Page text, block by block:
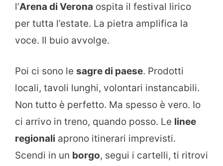
l’Arena di Verona ospita il festival lirico
per tutta l’estate. La pietra amplifica la
voce. Il buio avvolge.
Poi ci sono le sagre di paese. Prodotti
locali, tavoli lunghi, volontari instancabili.
Non tutto è perfetto. Ma spesso è vero. Io
ci arrivo in treno, quando posso. Le linee
regionali aprono itinerari imprevisti.
Scendi in un borgo, segui i cartelli, ti ritrovi